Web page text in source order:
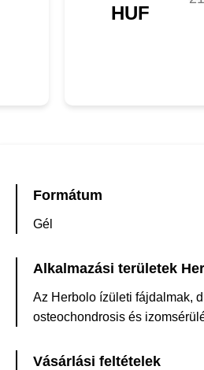
HUF
Formátum
Gél
Alkalmazási területek
Az Herbolo ízületi fájdalmak,
osteochondrosis és
Vásárlási feltételek